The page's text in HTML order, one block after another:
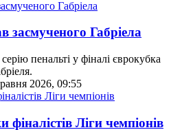
засмученого Габріела
пенальті у фіналі єврокубка
2026, 09:55
фіналістів Ліги чемпіонів